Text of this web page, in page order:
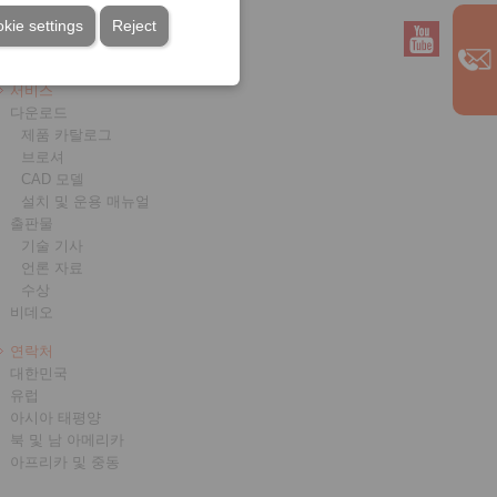
Reject
settings
서비스
다운로드
제품 카탈로그
브로셔
CAD 모델
설치 및 운용 매뉴얼
출판물
기술 기사
언론 자료
수상
비데오
연락처
대한민국
유럽
아시아 태평양
북 및 남 아메리카
아프리카 및 중동